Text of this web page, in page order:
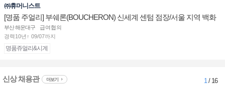
㈜휴머니스트
[명품 주얼리] 부쉐론(BOUCHERON) 신세계 센텀 점장/서울 지역 백화
점 판매사원 채용
부산 해운대구
급여협의
경력10년↑ 09/07까지
명품쥬얼리&시계
신상 채용관 더보기 1/ 16